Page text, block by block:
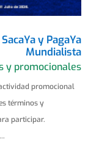
y PagaYa
Mundialista
y promocionales
promocional
términos y
participar.